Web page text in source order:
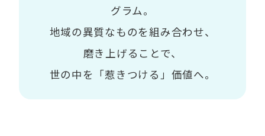
グラム。
地域の異質なものを組み合わせ、
磨き上げることで、
世の中を「惹きつける」価値へ。